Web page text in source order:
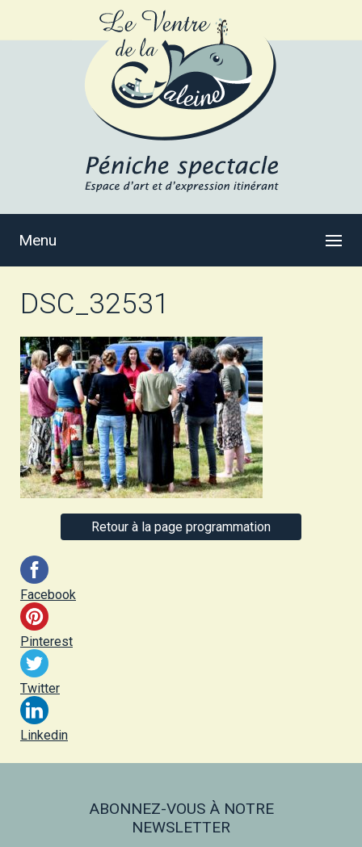
Menu
DSC_32531
Retour à la page programmation
Facebook
Pinterest
Twitter
Linkedin
ABONNEZ-VOUS À NOTRE
NEWSLETTER